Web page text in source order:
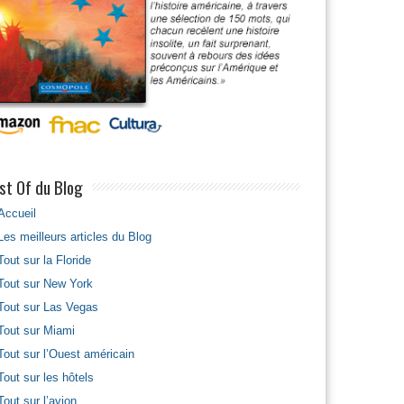
Of du Blog
meilleurs articles du Blog
sur la Floride
sur New York
sur Las Vegas
sur Miami
sur l’Ouest américain
sur les hôtels
sur l’avion